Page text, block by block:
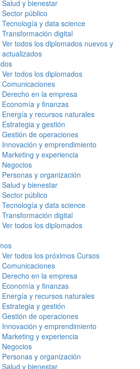
Salud y bienestar
Sector público
Tecnología y data science
Transformación digital
Ver todos los diplomados nuevos y
actualizados
Ver todos los diplomados
Comunicaciones
Derecho en la empresa
Economía y finanzas
Energía y recursos naturales
Estrategia y gestión
Gestión de operaciones
Innovación y emprendimiento
Marketing y experiencia
Negocios
Personas y organización
Salud y bienestar
Sector público
Tecnología y data science
Transformación digital
Ver todos los diplomados
Ver todos los próximos Cursos
Comunicaciones
Derecho en la empresa
Economía y finanzas
Energía y recursos naturales
Estrategia y gestión
Gestión de operaciones
Innovación y emprendimiento
Marketing y experiencia
Negocios
Personas y organización
Salud y bienestar